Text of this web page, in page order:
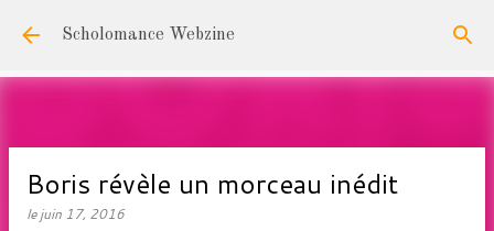
Accéder au contenu principal
Scholomance Webzine
Boris révèle un morceau inédit
lejuin 17, 2016